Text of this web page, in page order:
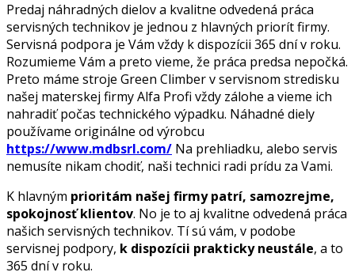
Predaj náhradných dielov a kvalitne odvedená práca
servisných technikov je jednou z hlavných priorít firmy.
Servisná podpora je Vám vždy k dispozícii 365 dní v roku.
Rozumieme Vám a preto vieme, že práca predsa nepočká.
Preto máme stroje Green Climber v servisnom stredisku
našej materskej firmy Alfa Profi vždy zálohe a vieme ich
nahradiť počas technického výpadku. Náhadné diely
používame originálne od výrobcu
https://www.mdbsrl.com/ Na prehliadku, alebo servis
nemusíte nikam chodiť, naši technici radi prídu za Vami.
K hlavným prioritám našej firmy patrí, samozrejme,
spokojnosť klientov. No je to aj kvalitne odvedená práca
našich servisných technikov. Tí sú vám, v podobe
servisnej podpory, k dispozícii prakticky neustále, a to
365 dní v roku.